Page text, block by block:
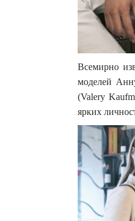
Всемирно
моделей
(Valery
ярких